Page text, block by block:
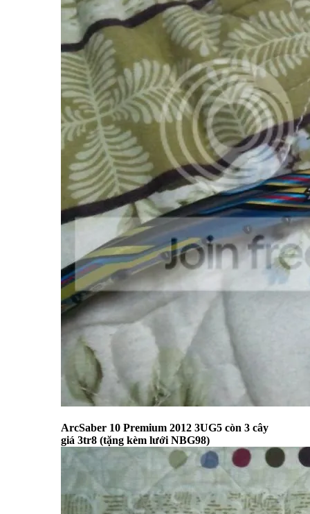
ArcSaber 10 Premium 2012 3UG5 còn 3 cây
giá 3tr8 (tặng kèm lưới NBG98)